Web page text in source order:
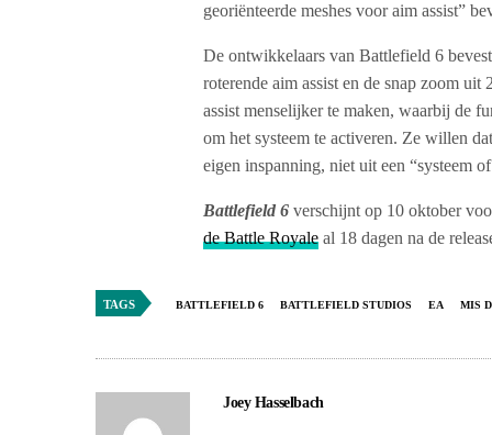
georiënteerde meshes voor aim assist”
De ontwikkelaars van Battlefield 6
roterende aim assist en de snap zoom
assist menselijker te maken, waarbij de
om het systeem te activeren. Ze willen
eigen inspanning, niet uit een “systeem
Battlefield 6 verschijnt op 10 oktober
de Battle Royale al 18 dagen na de
TAGS BATTLEFIELD 6 BATTLEFIELD STUDIOS EA MIS
Joey Hasselbach